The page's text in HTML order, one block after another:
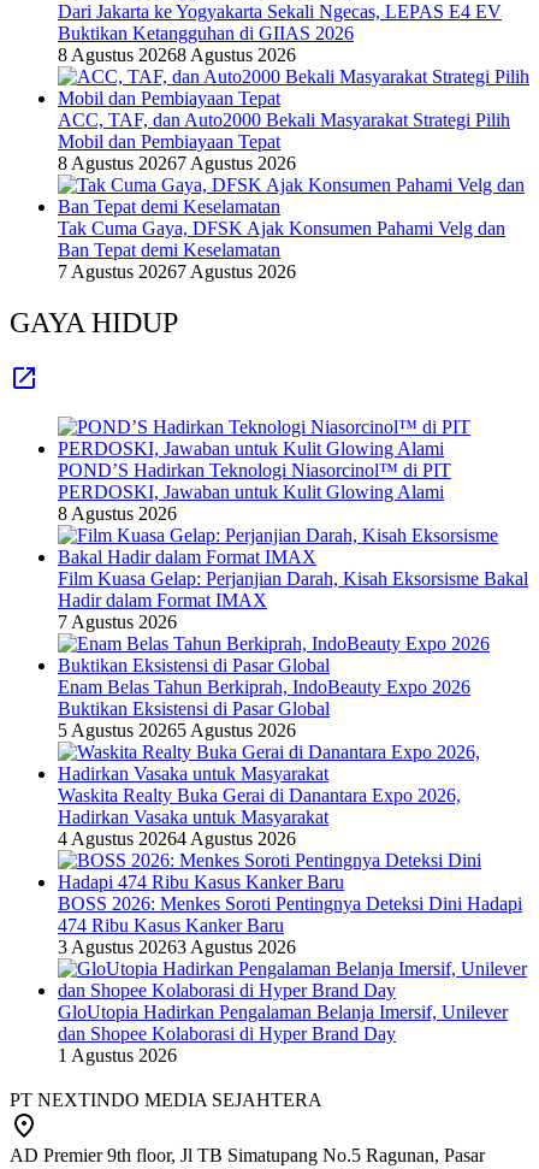
Dari Jakarta ke Yogyakarta Sekali Ngecas, LEPAS E4 EV
Buktikan Ketangguhan di GIIAS 2026
8 Agustus 20268 Agustus 2026
ACC, TAF, dan Auto2000 Bekali Masyarakat Strategi Pilih
Mobil dan Pembiayaan Tepat
8 Agustus 20267 Agustus 2026
Tak Cuma Gaya, DFSK Ajak Konsumen Pahami Velg dan
Ban Tepat demi Keselamatan
7 Agustus 20267 Agustus 2026
GAYA HIDUP
POND’S Hadirkan Teknologi Niasorcinol™ di PIT
PERDOSKI, Jawaban untuk Kulit Glowing Alami
8 Agustus 2026
Film Kuasa Gelap: Perjanjian Darah, Kisah Eksorsisme Bakal
Hadir dalam Format IMAX
7 Agustus 2026
Enam Belas Tahun Berkiprah, IndoBeauty Expo 2026
Buktikan Eksistensi di Pasar Global
5 Agustus 20265 Agustus 2026
Waskita Realty Buka Gerai di Danantara Expo 2026,
Hadirkan Vasaka untuk Masyarakat
4 Agustus 20264 Agustus 2026
BOSS 2026: Menkes Soroti Pentingnya Deteksi Dini Hadapi
474 Ribu Kasus Kanker Baru
3 Agustus 20263 Agustus 2026
GloUtopia Hadirkan Pengalaman Belanja Imersif, Unilever
dan Shopee Kolaborasi di Hyper Brand Day
1 Agustus 2026
PT NEXTINDO MEDIA SEJAHTERA
AD Premier 9th floor, Jl TB Simatupang No.5 Ragunan, Pasar